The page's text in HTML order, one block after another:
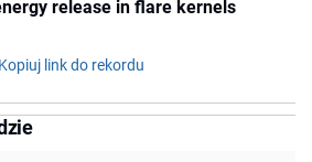
release in flare kernels
Kopiuj link do rekordu